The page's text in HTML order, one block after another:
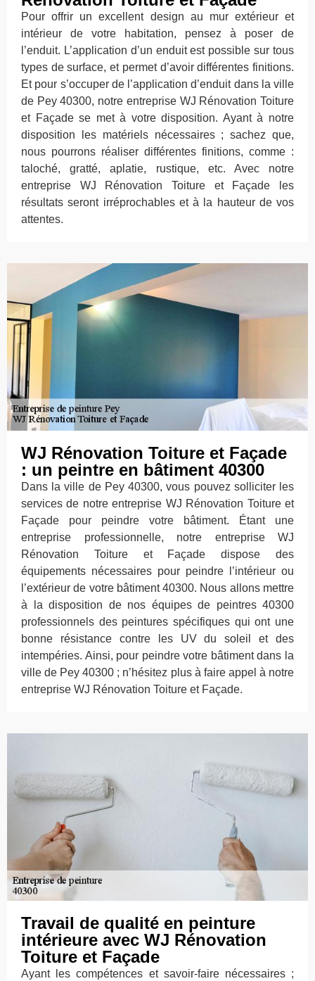
Pour offrir un excellent design au mur extérieur et
intérieur de votre habitation, pensez à poser de
l’enduit. L’application d’un enduit est possible sur tous
types de surface, et permet d’avoir différentes finitions.
Et pour s’occuper de l’application d’enduit dans la ville
de Pey 40300, notre entreprise WJ Rénovation Toiture
et Façade se met à votre disposition. Ayant à notre
disposition les matériels nécessaires ; sachez que,
nous pourrons réaliser différentes finitions, comme :
taloché, gratté, aplatie, rustique, etc. Avec notre
entreprise WJ Rénovation Toiture et Façade les
résultats seront irréprochables et à la hauteur de vos
attentes.
WJ Rénovation Toiture et Façade
: un peintre en bâtiment 40300
Dans la ville de Pey 40300, vous pouvez solliciter les
services de notre entreprise WJ Rénovation Toiture et
Façade pour peindre votre bâtiment. Étant une
entreprise professionnelle, notre entreprise WJ
Rénovation Toiture et Façade dispose des
équipements nécessaires pour peindre l’intérieur ou
l’extérieur de votre bâtiment 40300. Nous allons mettre
à la disposition de nos équipes de peintres 40300
professionnels des peintures spécifiques qui ont une
bonne résistance contre les UV du soleil et des
intempéries. Ainsi, pour peindre votre bâtiment dans la
ville de Pey 40300 ; n’hésitez plus à faire appel à notre
entreprise WJ Rénovation Toiture et Façade.
Travail de qualité en peinture
intérieure avec WJ Rénovation
Toiture et Façade
Ayant les compétences et savoir-faire nécessaires ;